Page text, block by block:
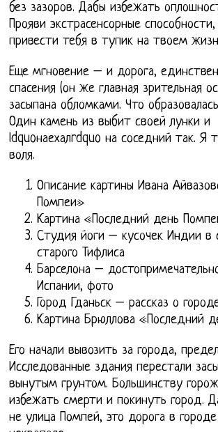
без зазоров. Дабы избежать
Прояви экстрасенсорные
привести тебя в тупик на твоем
Еще мгновение – и дорога,
спасения (он же главная зрительная
засыпана обломками. Что
Один камень из выбит своей лунки и
ldquoнаехалrdquo на соседний так. Я
воля.
Описание картины Ивана
Помпеи»
Картина «Последний день
Студия йоги – кусочек Индии в
старого Тифлиса
Барселона –
Испании, фото
Город Гданьск – рассказ о
Картина Брюллова «Последний
Его начали вывозить за города,
Исследованные здания перестали
вынутым грунтом. Большинству
избежать смерти и покинуть город.
не улица Помпей, это дорога в